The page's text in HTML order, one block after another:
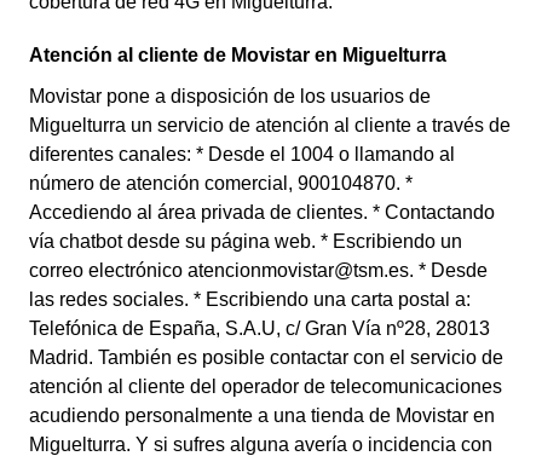
Atención al cliente de Movistar en Miguelturra
Movistar pone a disposición de los usuarios de
Miguelturra un servicio de atención al cliente a través de
diferentes canales: * Desde el 1004 o llamando al
número de atención comercial, 900104870. *
Accediendo al área privada de clientes. * Contactando
vía chatbot desde su página web. * Escribiendo un
correo electrónico atencionmovistar@tsm.es. * Desde
las redes sociales. * Escribiendo una carta postal a:
Telefónica de España, S.A.U, c/ Gran Vía nº28, 28013
Madrid. También es posible contactar con el servicio de
atención al cliente del operador de telecomunicaciones
acudiendo personalmente a una tienda de Movistar en
Miguelturra. Y si sufres alguna avería o incidencia con